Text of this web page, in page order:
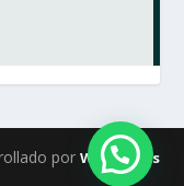
por WordPress